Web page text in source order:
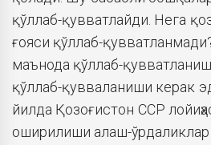
қўллаб-қувватлайди. Нега
ғояси қўллаб-
маънода қўллаб-
қўллаб-қувваланиши керак
йилда Қозоғистон ССР
оширилиши алаш-ўрдаликлар